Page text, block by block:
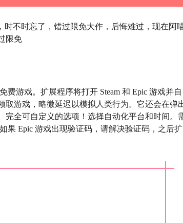
时不时忘了，错过限免大作，后悔难过，现在阿
限免
费游戏。扩展程序将打开 Steam 和 Epic 游戏并自
游戏，略微延迟以模拟人类行为。它还会在弹
完全可自定义的选项！选择自动化平台和时间。
果 Epic 游戏出现验证码，请解决验证码，之后扩